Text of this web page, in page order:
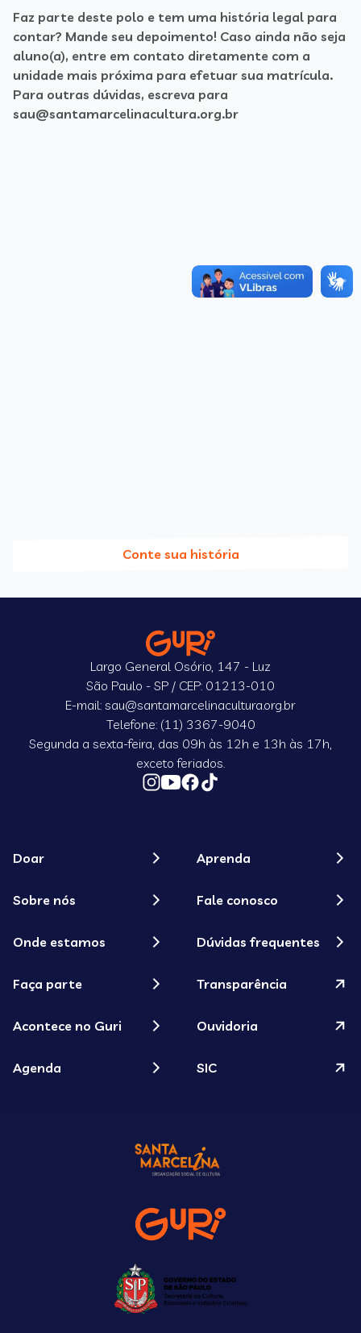
Faz parte deste polo e tem uma história legal para
contar? Mande seu depoimento! Caso ainda não seja
aluno(a), entre em contato diretamente com a
unidade mais próxima para efetuar sua matrícula.
Para outras dúvidas, escreva para
sau@santamarcelinacultura.org.br
Conte sua história
Largo General Osório, 147 - Luz
São Paulo - SP / CEP: 01213-010
E-mail: sau@santamarcelinacultura.org.br
Telefone: (11) 3367-9040
Segunda a sexta-feira, das 09h às 12h e 13h às 17h,
exceto feriados.
Doar
Sobre nós
Onde estamos
Faça parte
Acontece no Guri
Agenda
Aprenda
Fale conosco
Dúvidas frequentes
Transparência
Ouvidoria
SIC